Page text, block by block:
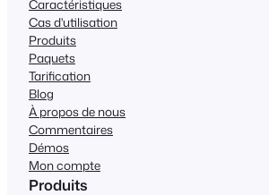
Caractéristiques
Cas d'utilisation
Produits
Paquets
Tarification
Blog
À propos de nous
Commentaires
Démos
Mon compte
Produits